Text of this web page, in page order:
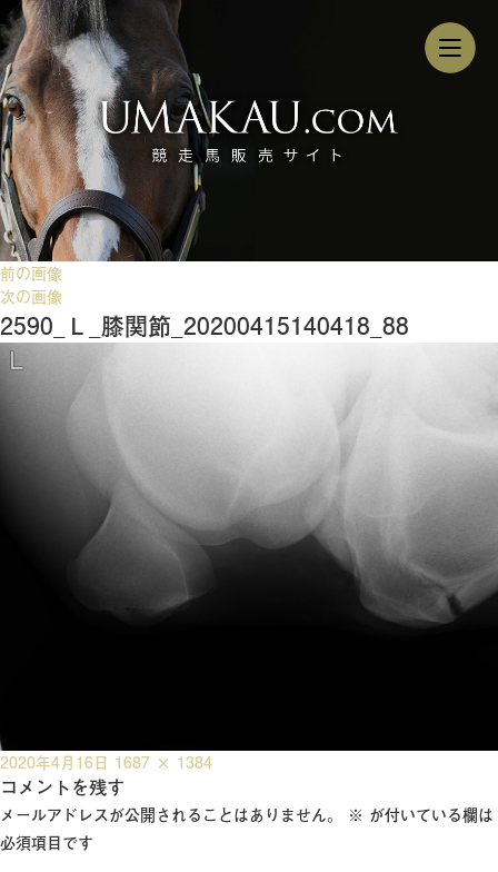
前の画像
次の画像
2590_Ｌ_膝関節_20200415140418_88
投
稿
日:
2020年4月16日 フ
ル
サ
1687 × 1384
コメントを残す
メールアドレスが公開されることはありません。 ※ が付いている欄は
必須項目です